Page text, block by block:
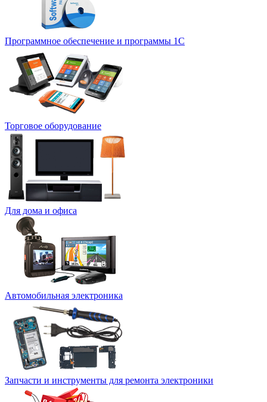
Программное обеспечение и программы 1С
Торговое оборудование
Для дома и офиса
Автомобильная электроника
Запчасти и инструменты для ремонта электроники